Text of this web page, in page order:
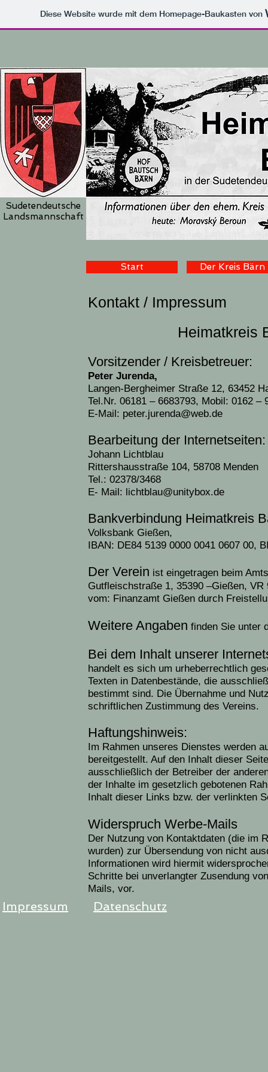
Diese Website wurde mit dem Homepage-Baukasten von
Kontakt / Impressum
Heimatkreis
Vorsitzender / Kreisbetreuer:
Peter Jurenda,
Langen-Bergheimer Straße 12, 63452
Tel.Nr. 06181 – 6683793, Mobil: 0162 –
E-Mail: peter.jurenda@web.de
Bearbeitung der Internetseiten:
Johann Lichtblau
Rittershausstraße 104, 58708 Menden
Tel.: 02378/3468
E- Mail: lichtblau@unitybox.de
Bankverbindung Heimatkreis
Volksbank Gießen,
IBAN: DE84 5139 0000 0041 0607 00,
Der Verein ist eingetragen beim
Gutfleischstraße 1, 35390 –Gießen,
vom: Finanzamt Gießen durch
Weitere Angaben finden Sie unter
Bei dem Inhalt unserer
handelt es sich um urheberrechtlich
Texten in Datenbestände, die
bestimmt sind. Die Übernahme und
schriftlichen Zustimmung des Vereins.
Haftungshinweis:
Im Rahmen unseres Dienstes werden
bereitgestellt. Auf den Inhalt dieser
ausschließlich der Betreiber der
der Inhalte im gesetzlich gebotenen
Inhalt dieser Links bzw. der verlinkten
Widerspruch Werbe-Mails
Der Nutzung von Kontaktdaten (die im
wurden) zur Übersendung von nicht
Informationen wird hiermit
Schritte bei unverlangter Zusendung
Mails, vor.
Sudetendeutsche
Landsmannschaft
Start Der Kreis Bärn
Impressum Datenschutz